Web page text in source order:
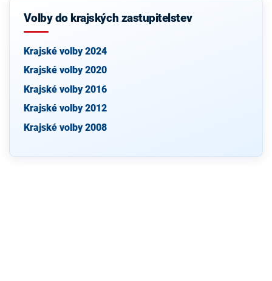
Volby do krajských zastupitelstev
Krajské volby 2024
Krajské volby 2020
Krajské volby 2016
Krajské volby 2012
Krajské volby 2008